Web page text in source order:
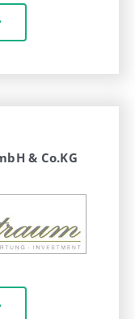
& Co.KG